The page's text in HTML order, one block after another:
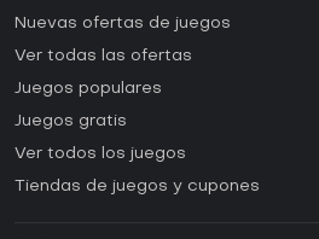
Nuevas ofertas de juegos
Ver todas las ofertas
Juegos populares
Juegos gratis
Ver todos los juegos
Tiendas de juegos y cupones